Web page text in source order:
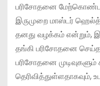
பரிசோதனை
இருமுறை மாஸ்டர்
தனது வழக்கம் என்றும்,
தங்கி பரிசோதனை
பரிசோதனை